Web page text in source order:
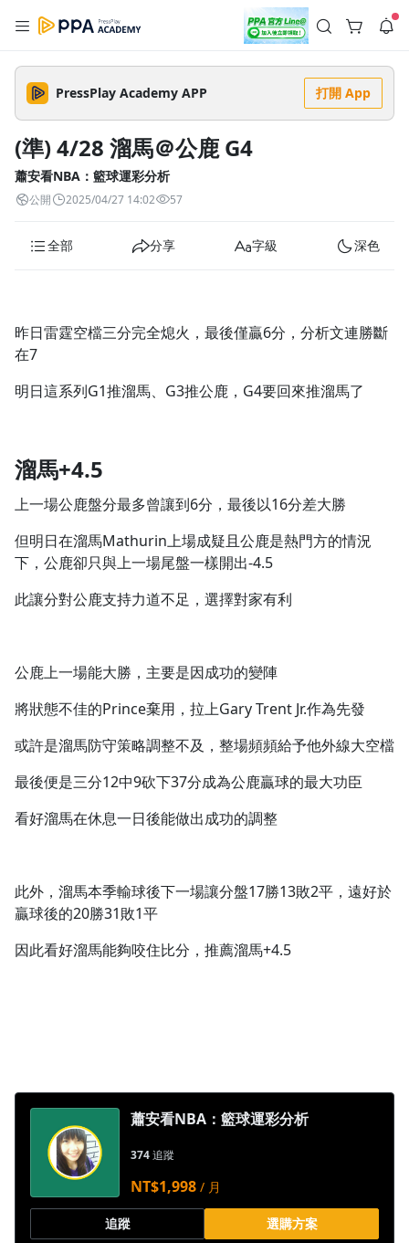
註冊領取 上千元優惠券！
公告
🌞 PPA 避暑津貼．冷氣房升級｜期間快閃活動
🥵 酷暑限時快閃｜單筆滿 NT$2,500 現折 NT$300、再贈最高
2% 點數回饋！🚀 酷暑來襲．偷偷在冷氣房升級 📈⭐️ 【冷氣房
進修 限時開跑】◾單筆滿 NT$2,500 現折 NT$300◾活動期間：
即日起 - 8/13（只有一週）-📣 酷暑季好康 \ 再加碼 /→ 點數回饋
無上限🔥購買任一課程 or 訂閱✅ 消費即享回饋 1% 點數✅ 滿
$5,000 回饋 2% 點數🎁 此為 PPA 官方帳號 Line@ 專屬活動，加
4 天前
查看全部
PressPlay Academy APP 打開 App
(準) 4/28 溜馬＠公鹿 G4
蕭安看NBA：籃球運彩分析
公開 2025/04/27 14:02 57
全部 分享 字級 深色
昨日雷霆空檔三分完全熄火，最後僅贏6分，分析文連勝斷
在7
明日這系列G1推溜馬、G3推公鹿，G4要回來推溜馬了
溜馬+4.5
上一場公鹿盤分最多曾讓到6分，最後以16分差大勝
但明日在溜馬Mathurin上場成疑且公鹿是熱門方的情況
下，公鹿卻只與上一場尾盤一樣開出-4.5
此讓分對公鹿支持力道不足，選擇對家有利
公鹿上一場能大勝，主要是因成功的變陣
將狀態不佳的Prince棄用，拉上Gary Trent Jr.作為先發
或許是溜馬防守策略調整不及，整場頻頻給予他外線大空檔
最後便是三分12中9砍下37分成為公鹿贏球的最大功臣
看好溜馬在休息一日後能做出成功的調整
此外，溜馬本季輸球後下一場讓分盤17勝13敗2平，遠好於
贏球後的20勝31敗1平
因此看好溜馬能夠咬住比分，推薦溜馬+4.5
蕭安看NBA：籃球運彩分析
374追蹤
NT$1,998 / 月
追蹤 選購方案
--:-- --:--
播放速度
1.25x
追蹤列表 播放清單
去逛逛